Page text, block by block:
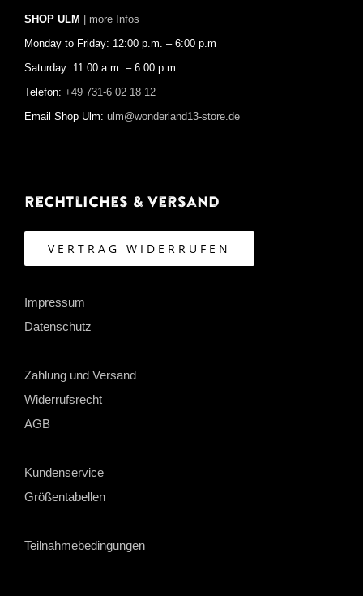
SHOP ULM | more Infos
Monday to Friday: 12:00 p.m. – 6:00 p.m
Saturday: 11:00 a.m. – 6:00 p.m.
Telefon: +49 731-6 02 18 12
Email Shop Ulm: ulm@wonderland13-store.de
Rechtliches & Versand
VERTRAG WIDERRUFEN
Impressum
Datenschutz
Zahlung und Versand
Widerrufsrecht
AGB
Kundenservice
Größentabellen
Teilnahmebedingungen